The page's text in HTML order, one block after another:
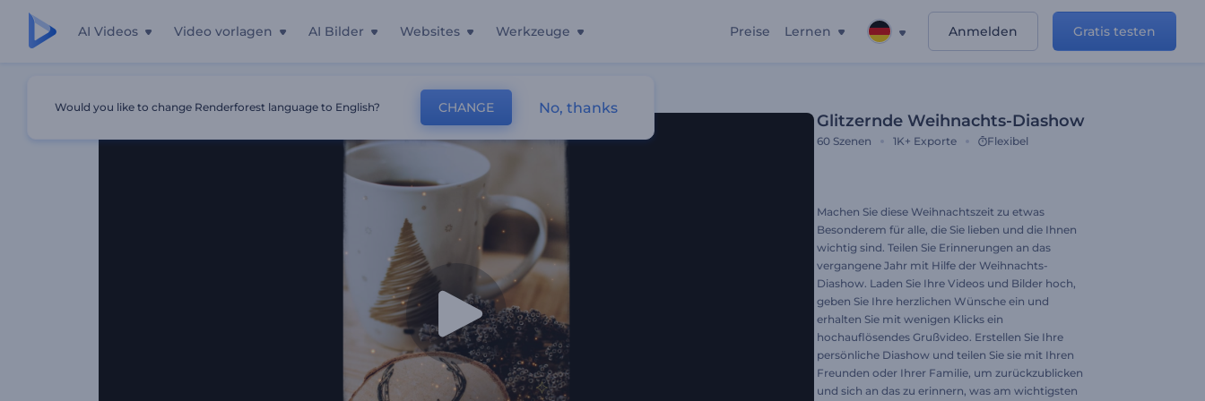
AI Videos Video vorlagen AI Bilder Websites Werkzeuge Preise Lernen Anmelden Gratis testen
Glitzernde Weihnachts-Diashow
60 Szenen 1K+ Exporte Flexibel
Machen Sie diese Weihnachtszeit zu etwas
Besonderem für alle, die Sie lieben und die Ihnen
wichtig sind. Teilen Sie Erinnerungen an das
vergangene Jahr mit Hilfe der Weihnachts-
Diashow. Laden Sie Ihre Videos und Bilder hoch,
geben Sie Ihre herzlichen Wünsche ein und
erhalten Sie mit wenigen Klicks ein
hochauflösendes Grußvideo. Erstellen Sie Ihre
persönliche Diashow und teilen Sie sie mit Ihren
Freunden oder Ihrer Familie, um zurückzublicken
und sich an das zu erinnern, was am wichtigsten
Would you like to change Renderforest language to English? CHANGE No, thanks